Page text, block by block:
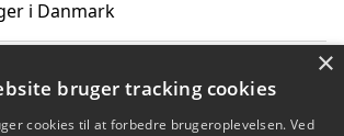
i Danmark
×
bruger tracking cookies
cookies til at forbedre brugeroplevelsen. Ved